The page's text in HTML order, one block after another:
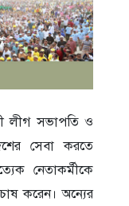
লীগ সভাপতি ও
সেবা করতে
নেতাকর্মীকে
করেন। অন্যের